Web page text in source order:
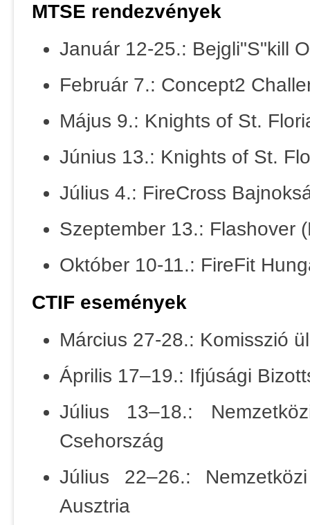
MTSE rendezvények
Január 12-25.: Bejgli"S"kill
Február 7.: Concept2
Május 9.: Knights of St.
Június 13.: Knights of St.
Július 4.: FireCross
Szeptember 13.: Flashover
Október 10-11.: FireFit
CTIF események
Március 27-28.: Komisszió
Április 17–19.: Ifjúsági
Július 13–18.:
Csehország
Július 22–26.:
Ausztria